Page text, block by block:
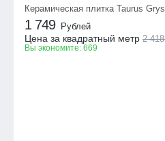
Керамическая плитка Taurus Grys
1 749 Рублей
Цена за квадратный метр 2 418
Вы экономите: 669